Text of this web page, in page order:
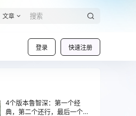
文章
登录 快速注册
4个版本鲁智深：第一个经
典，第二个还行，最后一个辣